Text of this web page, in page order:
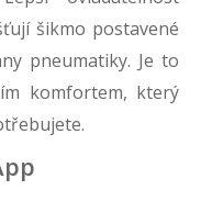
šikmo postavené
pneumatiky. Je to
komfortem, který